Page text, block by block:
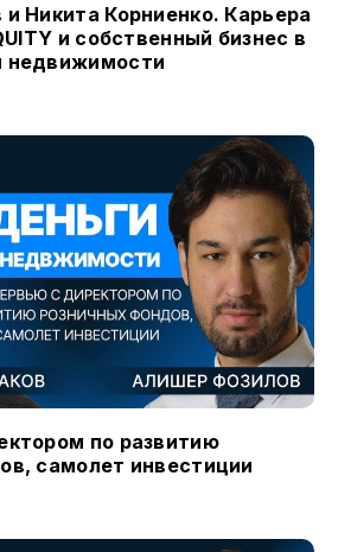
Никита Корниенко. Карьера
и собственный бизнес в
недвижимости
по развитию
самолет инвестиции